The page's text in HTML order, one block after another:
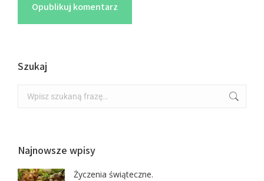
Opublikuj komentarz
Szukaj
Najnowsze wpisy
Życzenia świąteczne.